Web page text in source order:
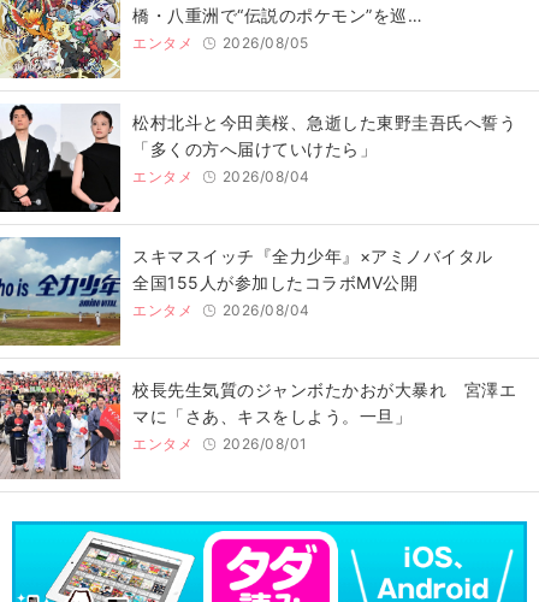
橋・八重洲で“伝説のポケモン”を巡…
エンタメ 2026/08/05
松村北斗と今田美桜、急逝した東野圭吾氏へ誓う
「多くの方へ届けていけたら」
エンタメ 2026/08/04
スキマスイッチ『全力少年』×アミノバイタル
全国155人が参加したコラボMV公開
エンタメ 2026/08/04
校長先生気質のジャンボたかおが大暴れ 宮澤エ
マに「さあ、キスをしよう。一旦」
エンタメ 2026/08/01